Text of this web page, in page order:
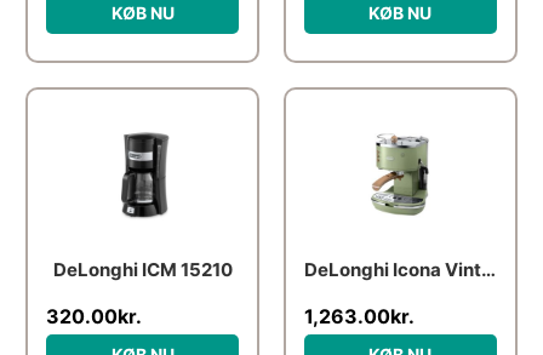
KØB NU KØB NU
DeLonghi ICM 15210
320.00kr.
DeLonghi Icona Vintage ECOV 311.GR
1,263.00kr.